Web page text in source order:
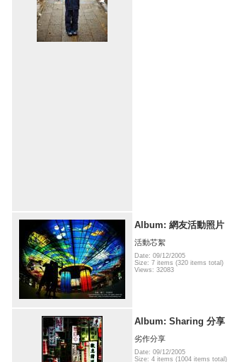
Album: 網友活動照片
活動芯絮
Date: 09/12/2005
Size: 7 items (320 items total)
Views: 32083
Album: Sharing 分享
劣作分享
Date: 09/12/2005
Size: 4 items (1004 items total)